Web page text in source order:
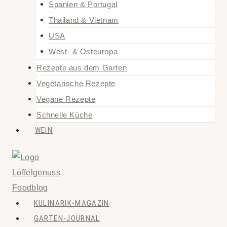
Spanien & Portugal
Thailand & Vietnam
USA
West- & Osteuropa
Rezepte aus dem Garten
Vegetarische Rezepte
Vegane Rezepte
Schnelle Küche
WEIN
KULINARIK-MAGAZIN
GARTEN-JOURNAL